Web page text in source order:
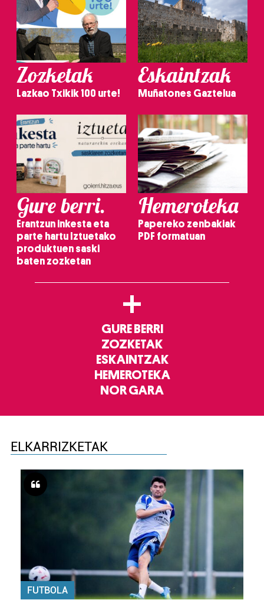
Zozketak
Lazkao Txikik 100 urte!
Eskaintzak
Muñatones Gaztelua
Gure berri.
Erantzun inkesta eta
parte hartu Iztuetako
produktuen saski
baten zozketan
Hemeroteka
Papereko zenbakiak
PDF formatuan
+
GURE BERRI
ZOZKETAK
ESKAINTZAK
HEMEROTEKA
NOR GARA
ELKARRIZKETAK
FUTBOLA